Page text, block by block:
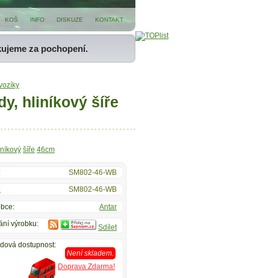
KOŠ INFO DISKUZE KONTAKT
za pochopení.
hliníkový šíře
šíře 46cm
SM802-46-WB
: SM802-46-WB
Antar
výrobku: Sdílet
dostupnost:
Není skladem.
Doprava Zdarma!